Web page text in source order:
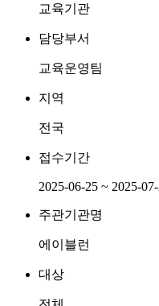
교육기관
담당부서
교육운영팀
지역
전국
접수기간
2025-06-25 ~ 2025-
주관기관명
에이블런
대상